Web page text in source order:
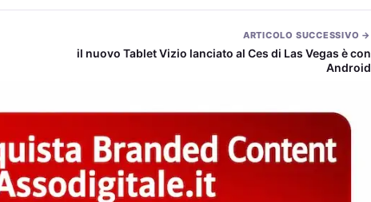
ARTICOLO SUCCESSIVO →
il nuovo Tablet Vizio lanciato al Ces di Las Vegas è con
Android